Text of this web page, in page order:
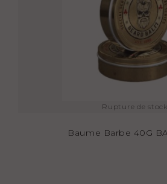
Rupture de stock
Baume Barbe 40G